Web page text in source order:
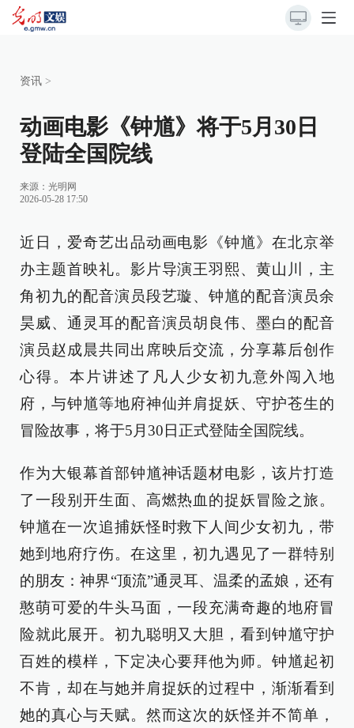
资讯 >
动画电影《钟馗》将于5月30日
登陆全国院线
来源： 光明网
2026-05-28 17:50
近日，爱奇艺出品动画电影《钟馗》在北京举
办主题首映礼。影片导演王羽熙、黄山川，主
角初九的配音演员段艺璇、钟馗的配音演员余
昊威、通灵耳的配音演员胡良伟、墨白的配音
演员赵成晨共同出席映后交流，分享幕后创作
心得。本片讲述了凡人少女初九意外闯入地
府，与钟馗等地府神仙并肩捉妖、守护苍生的
冒险故事，将于5月30日正式登陆全国院线。
作为大银幕首部钟馗神话题材电影，该片打造
了一段别开生面、高燃热血的捉妖冒险之旅。
钟馗在一次追捕妖怪时救下人间少女初九，带
她到地府疗伤。在这里，初九遇见了一群特别
的朋友：神界“顶流”通灵耳、温柔的孟娘，还有
憨萌可爱的牛头马面，一段充满奇趣的地府冒
险就此展开。初九聪明又大胆，看到钟馗守护
百姓的模样，下定决心要拜他为师。钟馗起初
不肯，却在与她并肩捉妖的过程中，渐渐看到
她的真心与天赋。然而这次的妖怪并不简单，